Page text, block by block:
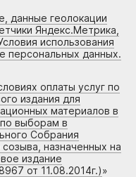
данные геолокации
Яндекс.Метрика,
использования
персональных данных.
оплаты услуг по
издания для
материалов в
выборам в
Собрания
назначенных на
издание
от 11.08.2014г.)»